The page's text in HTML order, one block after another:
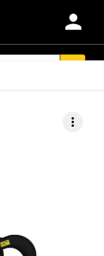
person
more_vert